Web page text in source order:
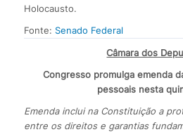
Holocausto.
Fonte: Senado Federal
Câmara dos
Congresso promulga emenda
pessoais nesta
Emenda inclui na Constituição a
entre os direitos e garantias